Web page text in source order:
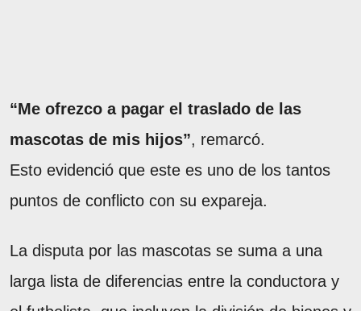
“Me ofrezco a pagar el traslado de las
mascotas de mis hijos”, remarcó.
Esto evidenció que este es uno de los tantos
puntos de conflicto con su expareja.
La disputa por las mascotas se suma a una
larga lista de diferencias entre la conductora y